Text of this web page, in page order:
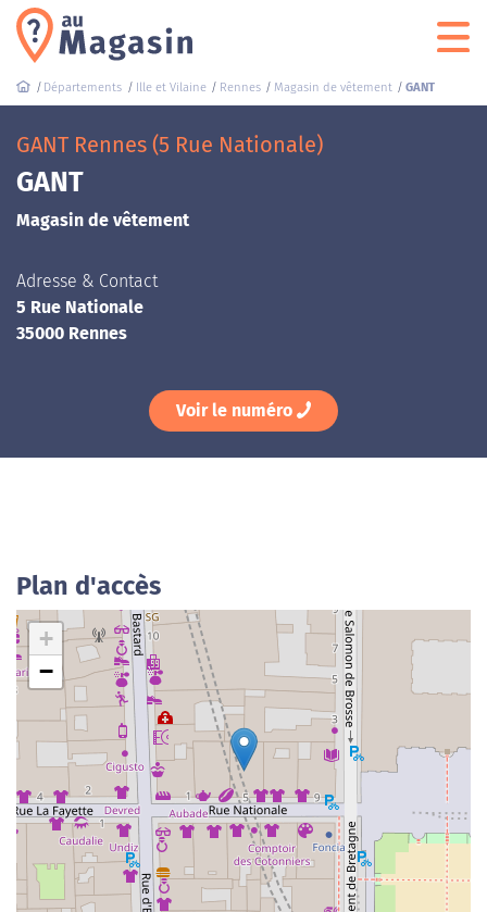
Départements Ille et Vilaine Rennes Magasin de vêtement GANT
GANT Rennes (5 Rue Nationale)
GANT
Magasin de vêtement
Adresse & Contact
5 Rue Nationale
35000 Rennes
Voir le numéro
Plan d'accès
+
−